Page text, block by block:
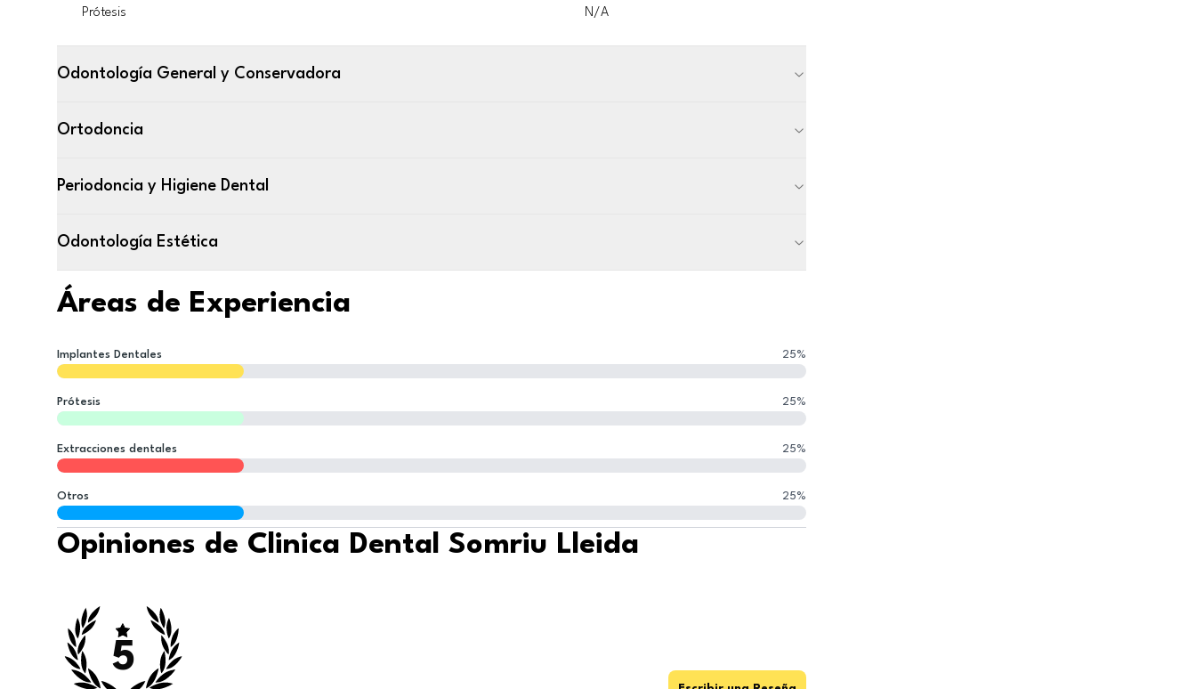
Prótesis N/A
Odontología General y Conservadora
Ortodoncia
Periodoncia y Higiene Dental
Odontología Estética
Áreas de Experiencia
Implantes Dentales 25%
Prótesis 25%
Extracciones dentales 25%
Otros 25%
Opiniones de Clinica Dental Somriu Lleida
5